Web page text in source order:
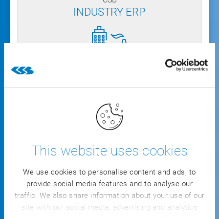
This website uses cookies
We use cookies to personalise content and ads, to
provide social media features and to analyse our
traffic. We also share information about your use of our
site with our social media, advertising and analytics
INDUSTRY ERP
Ampliabile per moduli dal singolo processo
creazione di valore aggiunto
Funzioni MES integrate per la trasparenza
completa del shopfloor e l’integrazione